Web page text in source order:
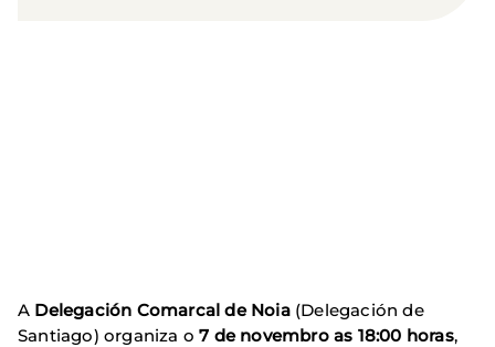
A Delegación Comarcal de Noia(Delegación de
Santiago) organiza o7 de novembro as 18:00 horas,